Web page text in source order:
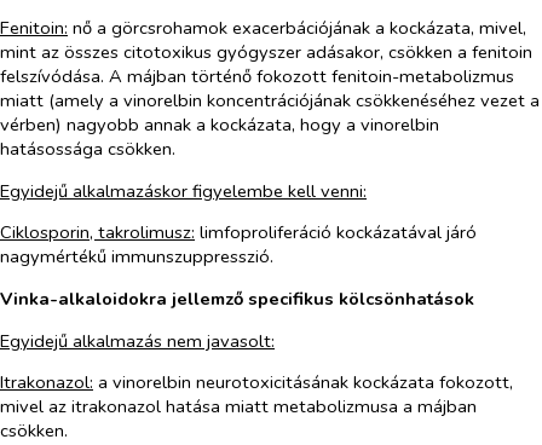
Fenitoin: nő a görcsrohamok exacerbációjának a kockázata, mivel,
mint az összes citotoxikus gyógyszer adásakor, csökken a fenitoin
felszívódása. A májban történő fokozott fenitoin-metabolizmus
miatt (amely a vinorelbin koncentrációjának csökkenéséhez vezet a
vérben) nagyobb annak a kockázata, hogy a vinorelbin
hatásossága csökken.
Egyidejű alkalmazáskor figyelembe kell venni:
Ciklosporin, takrolimusz: limfoproliferáció kockázatával járó
nagymértékű immunszuppresszió.
Vinka-alkaloidokra jellemző specifikus kölcsönhatások
Egyidejű alkalmazás nem javasolt:
Itrakonazol: a vinorelbin neurotoxicitásának kockázata fokozott,
mivel az itrakonazol hatása miatt metabolizmusa a májban
csökken.